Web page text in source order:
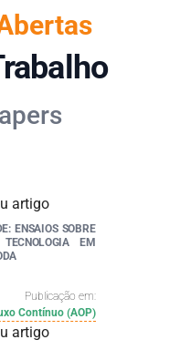
ENSAIOS SOBRE
EM
Publicação em:
Contínuo (AOP)